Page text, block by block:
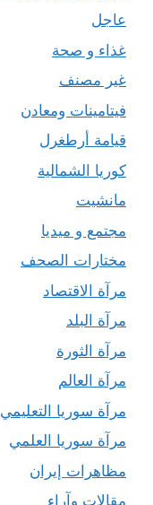
عاجل
غذاء و صحة
غير مصنف
فيتامينات ومعادن
قيامة أرطغرل
كوريا الشمالية
مانشيت
مجتمع و ميديا
مختارات الصحف
مرآة الاقتصاد
مرآة البلد
مرآة الثورة
مرآة العالم
مرآة سوريا التعليمي
مرآة سوريا العلمي
مظاهرات إيران
مقالات وآراء